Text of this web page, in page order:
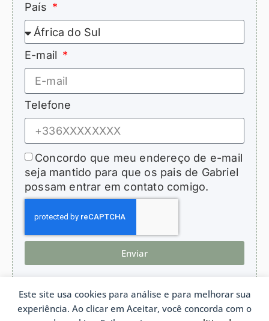
Este site usa cookies para análise e para melhorar sua
experiência. Ao clicar em Aceitar, você concorda com o
País
E-mail
Telefone
Concordo que meu endereço de e-mail
seja mantido para que os pais de Gabriel
possam entrar em contato comigo.
Enviar